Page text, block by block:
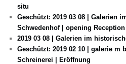
situ
Geschützt: 2019 03 08 | Galerien
Schwedenhof | opening Reception
2019 03 08 | Galerien im
Geschützt: 2019 02 10 | galerie m
Schreinerei | Eröffnung